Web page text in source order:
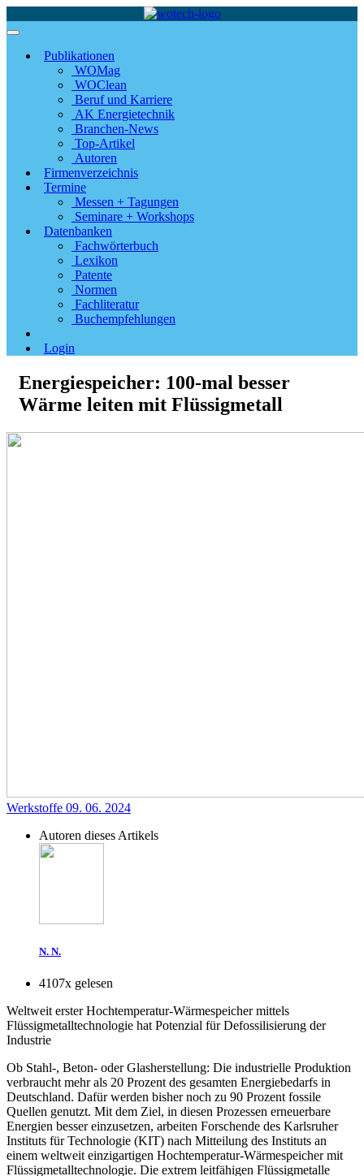
Publikationen
WOMag
WOClean
Beruf und Karriere
AK Energietechnik
Branchen-News
Top-Artikel
Autoren
Firmenverzeichnis
Termine
Messen + Tagungen
Seminare + Workshops
Datenbanken
Fachwörterbuch
Lexikon
Patente
Normen
Fachliteratur
Buchempfehlungen
Login
Energiespeicher: 100-mal besser
Wärme leiten mit Flüssigmetall
Werkstoffe 09. 06. 2024
Autoren dieses Artikels
N. N.
4107x gelesen
Weltweit erster Hochtemperatur-Wärmespeicher mittels
Flüssigmetalltechnologie hat Potenzial für Defossilisierung der
Industrie
Ob Stahl-, Beton- oder Glasherstellung: Die industrielle Produktion
verbraucht mehr als 20 Prozent des gesamten Energiebedarfs in
Deutschland. Dafür werden bisher noch zu 90 Prozent fossile
Quellen genutzt. Mit dem Ziel, in diesen Prozessen erneuerbare
Energien besser einzusetzen, arbeiten Forschende des Karlsruher
Instituts für Technologie (KIT) nach Mitteilung des Instituts an
einem weltweit einzigartigen Hochtemperatur-Wärmespeicher mit
Flüssigmetalltechnologie. Die extrem leitfähigen Flüssigmetalle